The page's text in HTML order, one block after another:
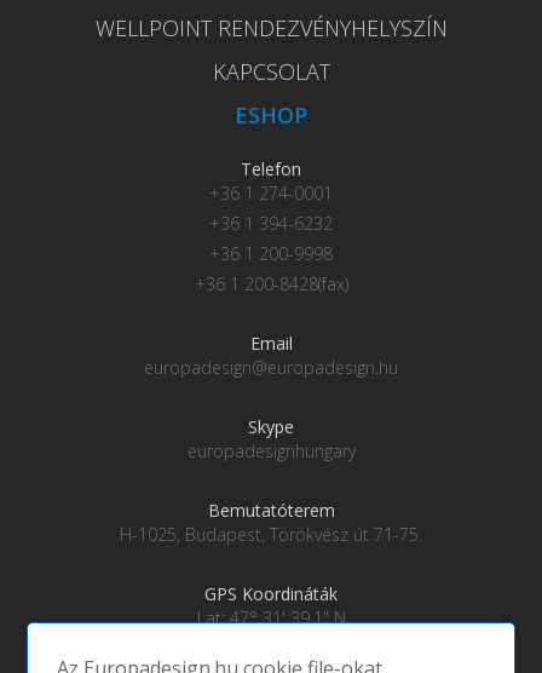
WELLPOINT RENDEZVÉNYHELYSZÍN
KAPCSOLAT
ESHOP
Telefon
+36 1 274-0001
+36 1 394-6232
+36 1 200-9998
+36 1 200-8428(fax)
Email
europadesign@europadesign.hu
Skype
europadesignhungary
Bemutatóterem
H-1025, Budapest, Törökvész út 71-75.
GPS Koordináták
Lat: 47° 31' 39.1" N